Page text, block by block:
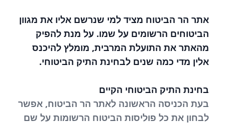
אתר הר הביטוח מציד למי שנרשם אליו את מגוון
הביטוחים הרשומים על שמו. על מנת להפיק
מהאתר את התועלת המרבית, מומלץ להיכנס
אלין מדי כמה שנים לבחינת התיק הביטוחי.
בחינת התיק הביטוחי הקיים
בעת הכניסה הראשונה לאתר הר הביטוח, אפשר
לבחון את כל פוליסות הביטוח הרשומות על שם